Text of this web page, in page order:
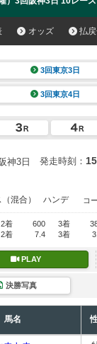
オッズ 払
3回東京3日
3回東京4日
神3日 発走時刻：
（混合） ハンデ コ
2着 600 3着
2着 7.4 3着
PLAY
決勝写真
馬名